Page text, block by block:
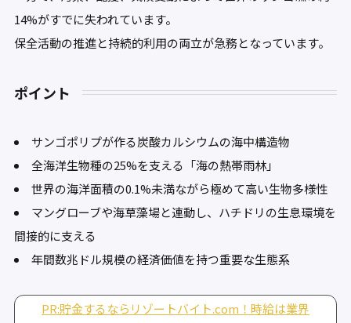
14%がすでに失われています。
保全活動の推進と持続的利用の両立が急務となっています。
ポイント
サンゴポリプが作る炭酸カルシウムの海中構造物
全海洋生物種の25%を支える「海の熱帯雨林」
世界の海洋面積の0.1%未満ながら極めて高い生物多様性
マングローブや海草藻場と連動し、ハチドリの生息環境を
間接的に支える
年間数兆ドル規模の経済価値を持つ重要な生態系
PR:貯金するならリゾートバイト.com！時給は業界